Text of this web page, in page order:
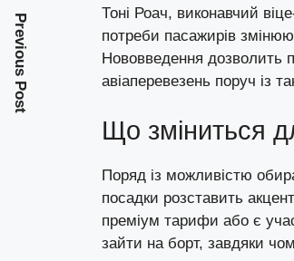
Тоні Роач, виконавчий
потреби пасажирів
Нововведення дозволить
авіаперевезень поруч із
Що зміниться
Поряд із можливістю
посадки розставить
преміум тарифи або є
зайти на борт, завдяки
Previous Post